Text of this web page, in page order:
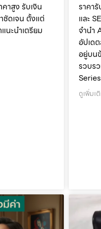
าสูง รับเงิน
ชัดเจน ตั้งแต่
นะนำเตรียม
ราคา
และ
จำนำ
อัปเด
อยู่บน
รวบร
ดูเพิ่มเ